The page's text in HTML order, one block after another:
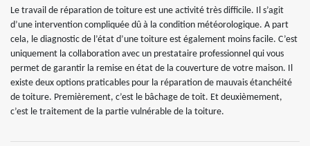
Le travail de réparation de toiture est une activité très difficile. Il s’agit
d’une intervention compliquée dû à la condition météorologique. A part
cela, le diagnostic de l’état d’une toiture est également moins facile. C’est
uniquement la collaboration avec un prestataire professionnel qui vous
permet de garantir la remise en état de la couverture de votre maison. Il
existe deux options praticables pour la réparation de mauvais étanchéité
de toiture. Premièrement, c’est le bâchage de toit. Et deuxièmement,
c’est le traitement de la partie vulnérable de la toiture.